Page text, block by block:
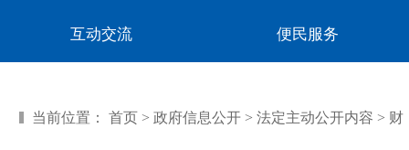
互动交流 便民服务
当前位置： 首页 > 政府信息公开 > 法定主动公开内容 > 财